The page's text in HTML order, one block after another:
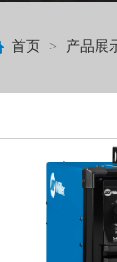
首页 > 产品展